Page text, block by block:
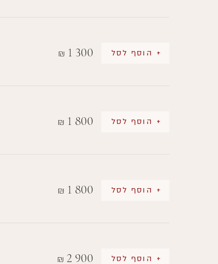
₪ 1 300 + הוסף לסל
₪ 1 800 + הוסף לסל
₪ 1 800 + הוסף לסל
₪ 2 900 + הוסף לסל